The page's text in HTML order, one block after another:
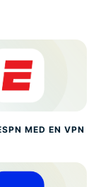
MED EN VPN